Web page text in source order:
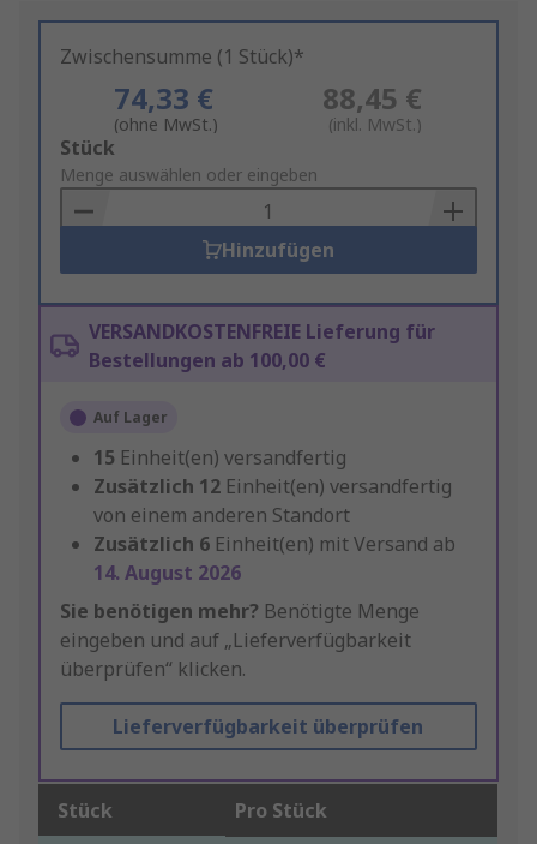
Zwischensumme (1 Stück)*
74,33 €
(ohne MwSt.)
88,45 €
(inkl. MwSt.)
Add
to
Basket
Stück
Menge auswählen oder eingeben
Hinzufügen
VERSANDKOSTENFREIE Lieferung für
Bestellungen ab 100,00 €
Auf Lager
15 Einheit(en) versandfertig
Zusätzlich 12 Einheit(en) versandfertig
von einem anderen Standort
Zusätzlich 6 Einheit(en) mit Versand ab
14. August 2026
Sie benötigen mehr? Benötigte Menge
eingeben und auf „Lieferverfügbarkeit
überprüfen“ klicken.
Lieferverfügbarkeit überprüfen
Stück Pro Stück